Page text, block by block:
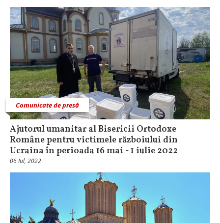
Comunicate de presă
Ajutorul umanitar al Bisericii Ortodoxe
Române pentru victimele războiului din
Ucraina în perioada 16 mai - 1 iulie 2022
06 Iul, 2022